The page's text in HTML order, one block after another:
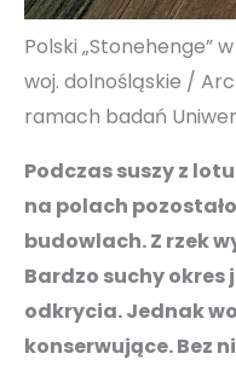
Polski „Stonehenge”
woj. dolnośląskie /
ramach badań
Podczas suszy z
na polach
budowlach. Z rzek
Bardzo suchy okres
odkrycia. Jednak
konserwujące. Bez